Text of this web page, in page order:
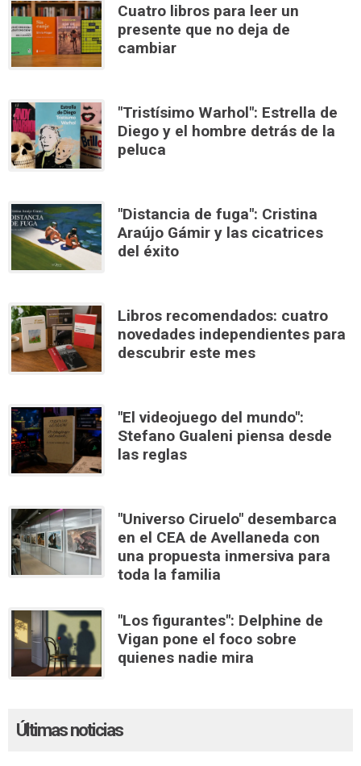
Cuatro libros para leer un
presente que no deja de
cambiar
"Tristísimo Warhol": Estrella de
Diego y el hombre detrás de la
peluca
"Distancia de fuga": Cristina
Araújo Gámir y las cicatrices
del éxito
Libros recomendados: cuatro
novedades independientes para
descubrir este mes
"El videojuego del mundo":
Stefano Gualeni piensa desde
las reglas
"Universo Ciruelo" desembarca
en el CEA de Avellaneda con
una propuesta inmersiva para
toda la familia
"Los figurantes": Delphine de
Vigan pone el foco sobre
quienes nadie mira
Últimas noticias